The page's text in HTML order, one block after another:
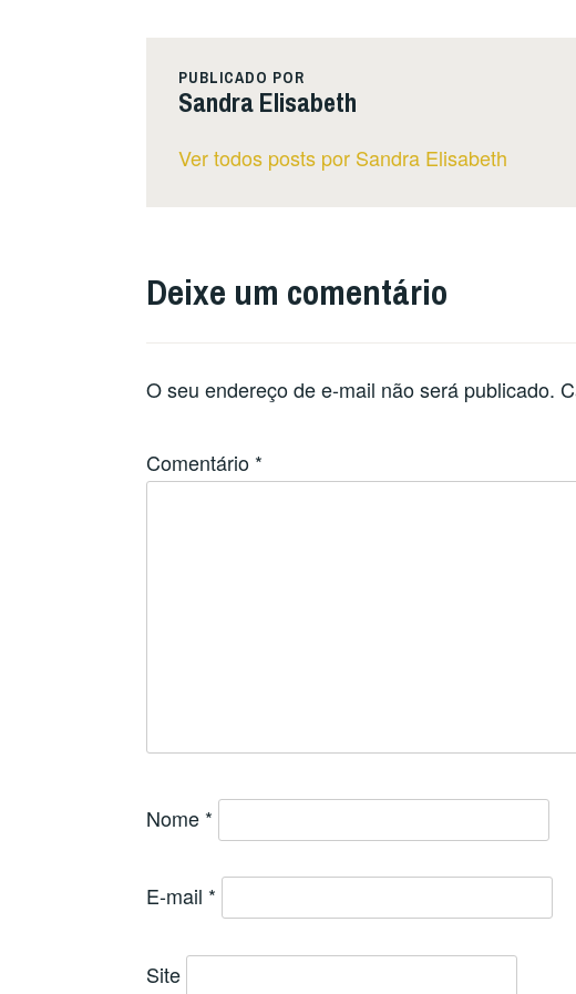
PUBLICADO POR
Sandra Elisabeth
Ver todos posts por Sandra Elisabeth
Deixe um comentário
O seu endereço de e-mail não será publicado.
Comentário *
Nome *
E-mail *
Site